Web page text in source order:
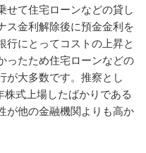
せて住宅ローンなどの貸し
ス金利解除後に預金金利を
行にとってコストの上昇と
ったため住宅ローンなどの
が大多数です。推察とし
式上場したばかりである
が他の金融機関よりも高か